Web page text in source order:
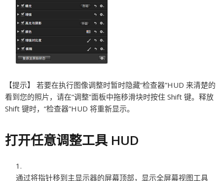
【提示】
若要在执行图像调整时暂时隐藏“检查器”HUD 来清楚的
看到您的照片，请在“调整”面板中拖移滑块时按住 Shift 键。释放
Shift 键时，“检查器”HUD 将重新显示。
打开任意调整工具 HUD
通过将指针移到主显示器的屏幕顶部，显示全屏幕视图工具